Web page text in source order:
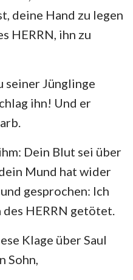
12 13
14
19 20
21
deine Hand zu legen
HERRN, ihn zu
seiner Jünglinge
ihn! Und er
Dein Blut sei über
Mund hat wider
gesprochen: Ich
HERRN getötet.
Klage über Saul
Sohn,